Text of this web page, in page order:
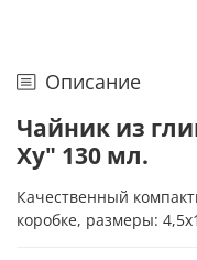
Описание
Чайник из
Ху" 130 мл.
Качественный
коробке, размеры: